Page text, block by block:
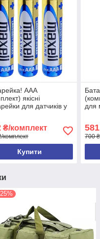
ААА
якісні
для датчиків у
₴/комплект
комплект
Купити
для
581
700